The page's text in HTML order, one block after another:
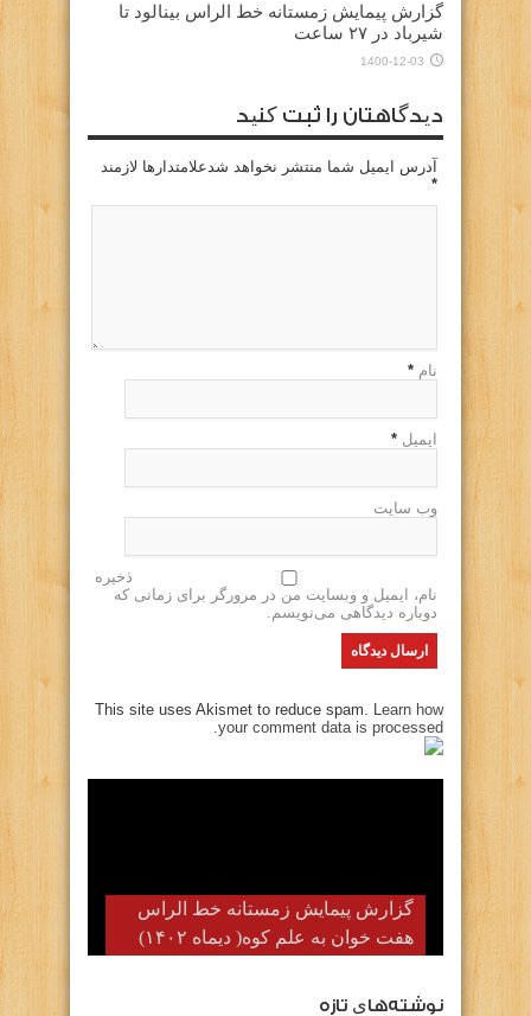
گزارش پیمایش زمستانه خط الراس بینالود تا
شیرباد در ۲۷ ساعت
1400-12-03
دیدگاهتان را ثبت کنید
آدرس ایمیل شما منتشر نخواهد شدعلامتدارها لازمند
*
نام *
ایمیل *
وب سایت
ذخیره
نام، ایمیل و وبسایت من در مرورگر برای زمانی که
دوباره دیدگاهی می‌نویسم.
This site uses Akismet to reduce spam. Learn how
your comment data is processed.
گزارش پیمایش زمستانه خط الراس
هفت خوان به علم کوه( دیماه ۱۴۰۲)
نوشته‌های تازه